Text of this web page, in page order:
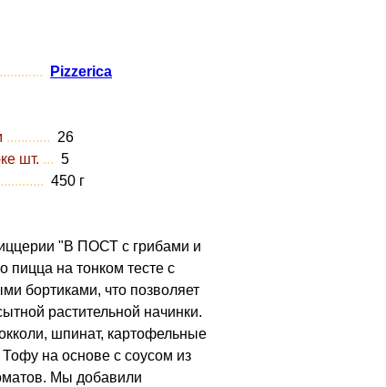
Pizzerica
............ 26
шт. ... 5
450 г
"В ПОСТ с грибами и
пицца на тонком тесте с
бортиками, что позволяет
растительной начинки.
шпинат, картофельные
Тофу на основе с соусом из
Мы добавили